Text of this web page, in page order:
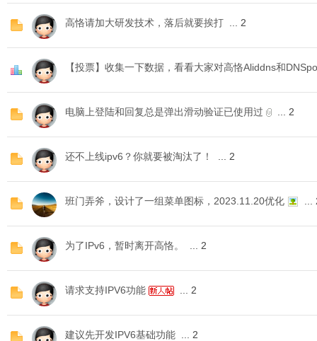
高恪请加大研发技术，落后就要挨打 2
【投票】收集一下数据，看看大家对高恪Aliddns和
电脑上登陆和回复总是弹出滑动验证已使用过 2
还不上线ipv6？你就要被淘汰了！ 2
班门弄斧，设计了一组菜单图标，2023.11.20优化
为了IPv6，暂时离开高恪。 2
请求支持IPV6功能 2
建议先开发IPV6基础功能 2